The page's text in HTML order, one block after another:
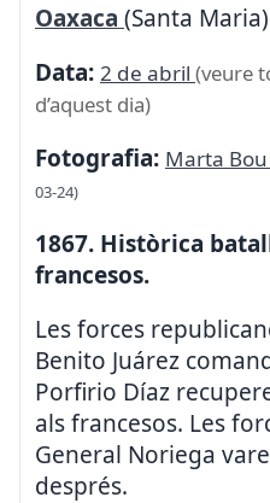
Oaxaca (Santa
Data: 2 de abril (veure
d’aquest dia)
Fotografia: Marta
03-24)
1867. Històrica
francesos.
Les forces
Benito Juárez
Porfirio Díaz
als francesos. Les
General Noriega
després.